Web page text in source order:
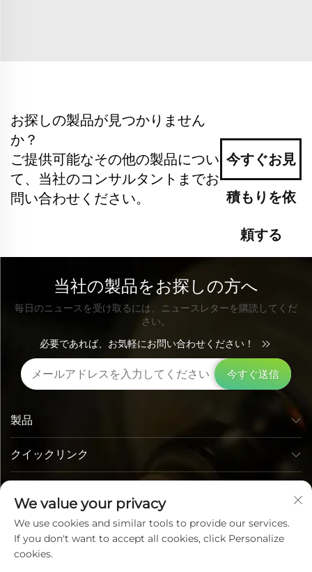
お探しの製品が見つかりません
か？
ご提供可能なその他の製品につい
て、当社のコンサルタントまでお
問い合わせください。
今すぐお見
積もりを依
頼する
当社の製品をお探しの方へ
毎日のニュースを受け取るには、ニュースレターを購読してくだ
さい。
必要であれば、お気軽にお問い合わせください！
今すぐ送信
クイックリンク
製品
We value your privacy
We use cookies and similar tools to provide our services.
If you don't want to accept all cookies, click Personalize
cookies.